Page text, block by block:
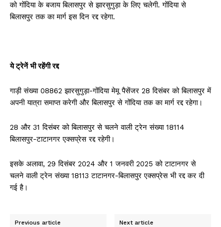
को गोंदिया के बजाय बिलासपुर से झारसुगुड़ा के लिए चलेगी. गोंदिया से
बिलासपुर तक का मार्ग इस दिन रद्द रहेगा.
ये ट्रेनें भी रहेंगी रद्द
गाड़ी संख्या 08862 झारसुगुड़ा-गोंदिया मेमू पैसेंजर 28 दिसंबर को बिलासपुर में
अपनी यात्रा समाप्त करेगी और बिलासपुर से गोंदिया तक का मार्ग रद्द रहेगा।
28 और 31 दिसंबर को बिलासपुर से चलने वाली ट्रेन संख्या 18114
बिलासपुर-टाटानगर एक्सप्रेस रद्द रहेगी।
इसके अलावा, 29 दिसंबर 2024 और 1 जनवरी 2025 को टाटानगर से
चलने वाली ट्रेन संख्या 18113 टाटानगर-बिलासपुर एक्सप्रेस भी रद्द कर दी
गई है।
Previous article Next article